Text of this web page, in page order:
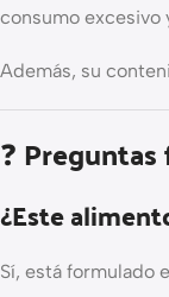
consumo excesivo
Además, su
❓
¿Este
Sí, está formulado